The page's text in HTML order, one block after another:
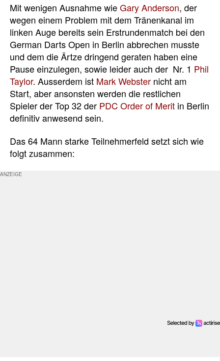
Mit wenigen Ausnahme wieGary Anderson, der
wegen einem Problem mit dem Tränenkanal im
linken Auge bereits sein Erstrundenmatch bei den
German Darts Open in Berlin abbrechen musste
und dem die Ärtze dringend geraten haben eine
Pause einzulegen, sowie leider auch der Nr. 1 Phil
Taylor. Ausserdem ist Mark Webster nicht am
Start, aber ansonsten werden die restlichen
Spieler der Top 32 der PDC Order of Merit in Berlin
definitiv anwesend sein.
Das 64 Mann starke Teilnehmerfeld setzt sich wie
folgt zusammen: